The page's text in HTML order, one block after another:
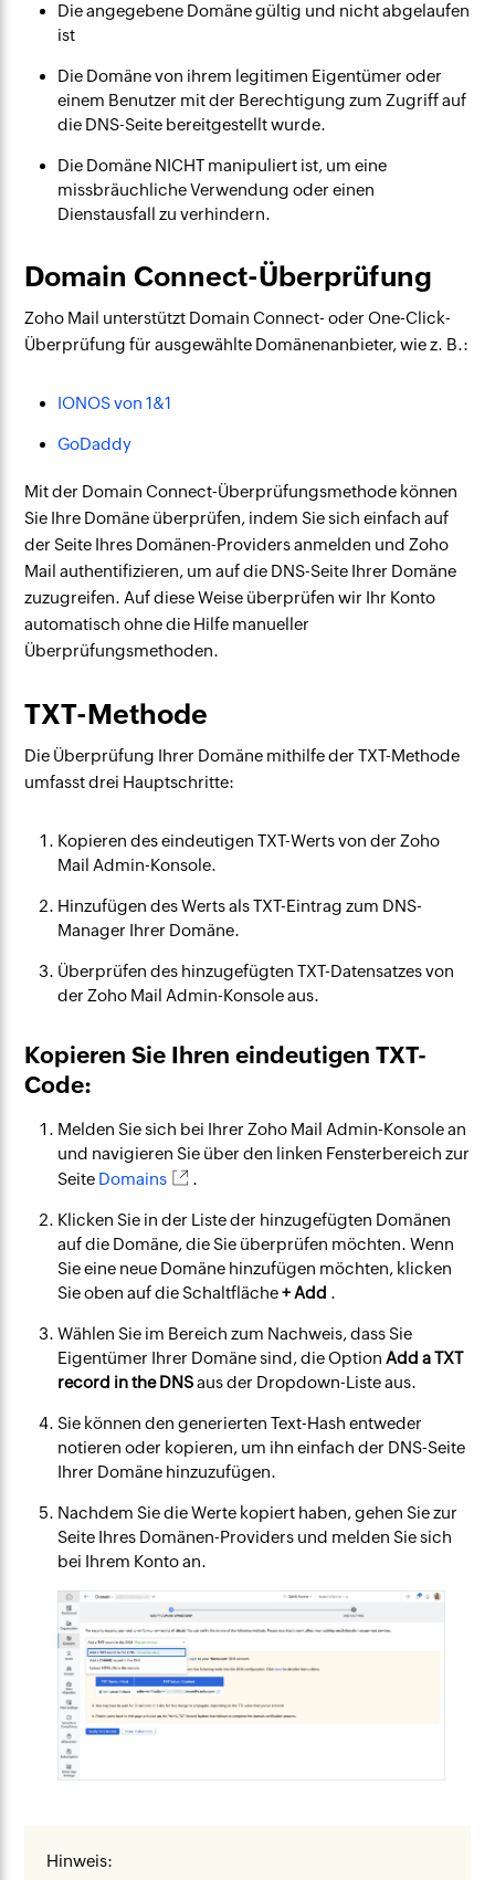
Die angegebene Domäne gültig und nicht abgelaufen
ist
Die Domäne von ihrem legitimen Eigentümer oder
einem Benutzer mit der Berechtigung zum Zugriff auf
die DNS-Seite bereitgestellt wurde.
Die Domäne NICHT manipuliert ist, um eine
missbräuchliche Verwendung oder einen
Dienstausfall zu verhindern.
Domain Connect-Überprüfung
Zoho Mail unterstützt Domain Connect- oder One-Click-
Überprüfung für ausgewählte Domänenanbieter, wie z. B.:
IONOS von 1&1
GoDaddy
Mit der Domain Connect-Überprüfungsmethode können
Sie Ihre Domäne überprüfen, indem Sie sich einfach auf
der Seite Ihres Domänen-Providers anmelden und Zoho
Mail authentifizieren, um auf die DNS-Seite Ihrer Domäne
zuzugreifen. Auf diese Weise überprüfen wir Ihr Konto
automatisch ohne die Hilfe manueller
Überprüfungsmethoden.
TXT-Methode
Die Überprüfung Ihrer Domäne mithilfe der TXT-Methode
umfasst drei Hauptschritte:
Kopieren des eindeutigen TXT-Werts von der Zoho
Mail Admin-Konsole.
Hinzufügen des Werts als TXT-Eintrag zum DNS-
Manager Ihrer Domäne.
Überprüfen des hinzugefügten TXT-Datensatzes von
der Zoho Mail Admin-Konsole aus.
Kopieren Sie Ihren eindeutigen TXT-
Code:
Melden Sie sich bei Ihrer Zoho Mail Admin-Konsole an
und navigieren Sie über den linken Fensterbereich zur
Seite Domains .
Klicken Sie in der Liste der hinzugefügten Domänen
auf die Domäne, die Sie überprüfen möchten. Wenn
Sie eine neue Domäne hinzufügen möchten, klicken
Sie oben auf die Schaltfläche+ Add .
Wählen Sie im Bereich zum Nachweis, dass Sie
Eigentümer Ihrer Domäne sind, die OptionAdd a TXT
record in the DNSaus der Dropdown-Liste aus.
Sie können den generierten Text-Hash entweder
notieren oder kopieren, um ihn einfach der DNS-Seite
Ihrer Domäne hinzuzufügen.
Nachdem Sie die Werte kopiert haben, gehen Sie zur
Seite Ihres Domänen-Providers und melden Sie sich
bei Ihrem Konto an.
Hinweis: